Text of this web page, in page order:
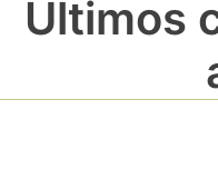
Últimos